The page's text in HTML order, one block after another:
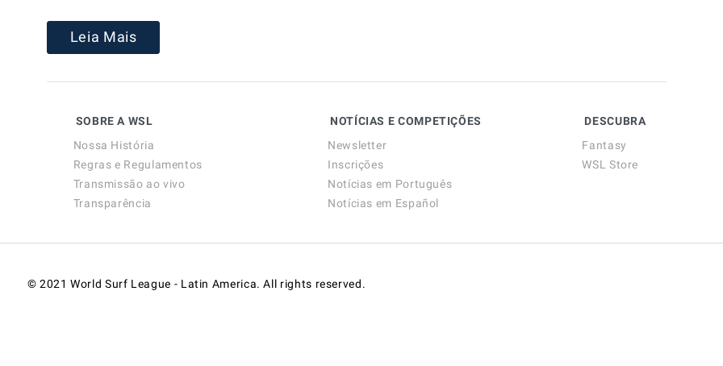
Leia Mais
SOBRE A WSL
Nossa História
Regras e Regulamentos
Transmissão ao vivo
Transparência
NOTÍCIAS E COMPETIÇÕES
Newsletter
Inscrições
Notícias em Português
Notícias em Español
DESCUBRA
Fantasy
WSL Store
© 2021 World Surf League - Latin America. All rights reserved.